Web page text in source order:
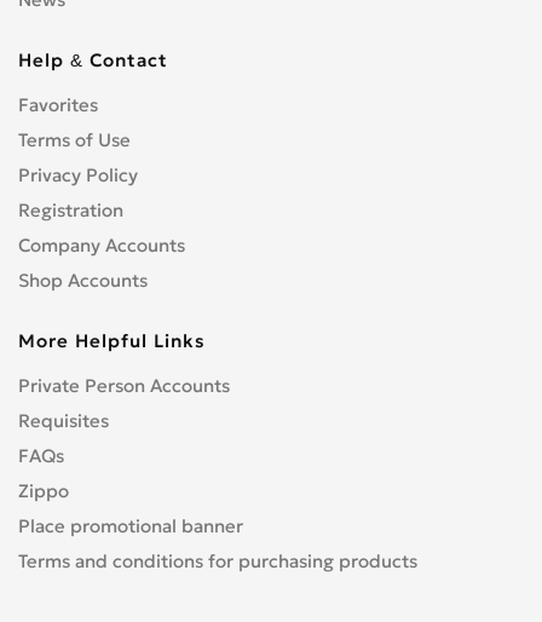
Help & Contact
Favorites
Terms of Use
Privacy Policy
Registration
Company Accounts
Shop Accounts
More Helpful Links
Private Person Accounts
Requisites
FAQs
Zippo
Place promotional banner
Terms and conditions for purchasing products